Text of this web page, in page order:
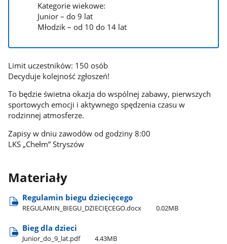
Kategorie wiekowe:
Junior – do 9 lat
Młodzik – od 10 do 14 lat
Limit uczestników: 150 osób
Decyduje kolejność zgłoszeń!
To będzie świetna okazja do wspólnej zabawy, pierwszych
sportowych emocji i aktywnego spędzenia czasu w
rodzinnej atmosferze.
Zapisy w dniu zawodów od godziny 8:00
LKS „Chełm” Stryszów
Materiały
Regulamin biegu dziecięcego
REGULAMIN​_BIEGU​_DZIECIĘCEGO.docx 0.02MB
Bieg dla dzieci
Junior​_do​_9​_lat.pdf 4.43MB